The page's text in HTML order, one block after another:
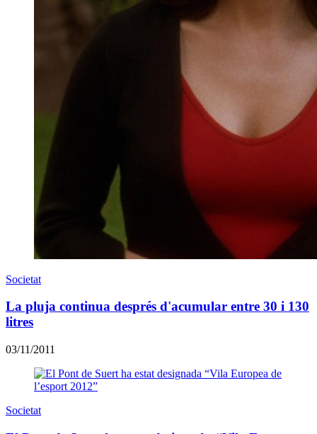
Societat
La pluja continua després d'acumular entre 30 i 130
litres
03/11/2011
Societat